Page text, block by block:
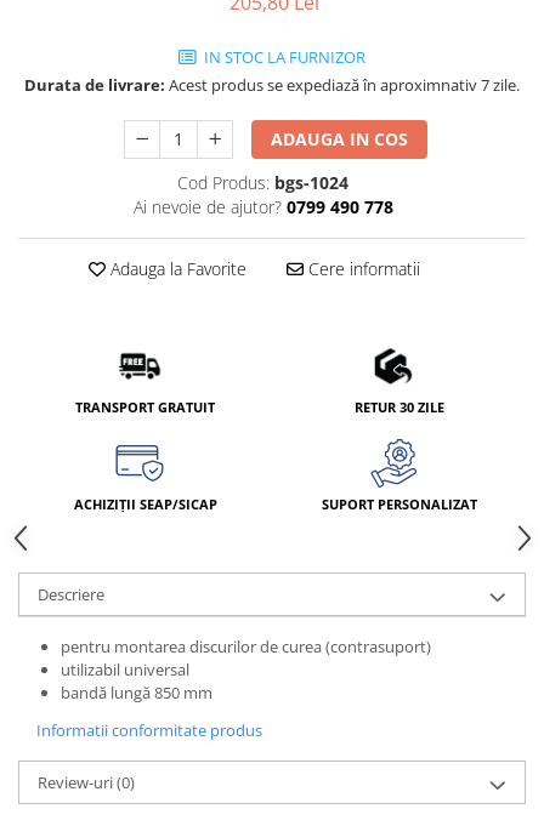
IN STOC LA FURNIZOR
Durata de livrare: Acest produs se expediază în aproximnativ 7 zile.
ADAUGA IN COS
Cod Produs: bgs-1024
Ai nevoie de ajutor? 0799 490 778
Adauga la Favorite Cere informatii
TRANSPORT GRATUIT RETUR 30 ZILE
ACHIZIȚII SEAP/SICAP SUPORT PERSONALIZAT
Descriere
pentru montarea discurilor de curea (contrasuport)
utilizabil universal
bandă lungă 850 mm
Informatii conformitate produs
Review-uri(0)